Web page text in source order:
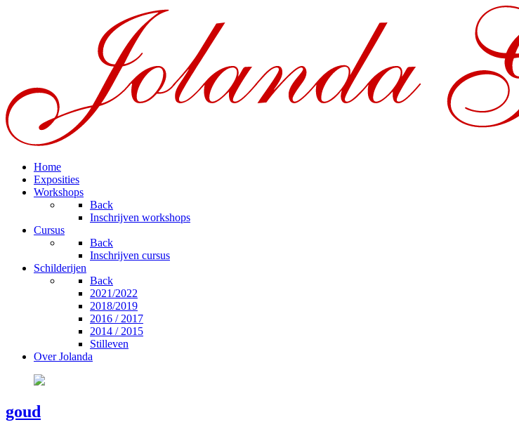
Home
Exposities
Workshops
Back
Inschrijven workshops
Cursus
Back
Inschrijven cursus
Schilderijen
Back
2021/2022
2018/2019
2016 / 2017
2014 / 2015
Stilleven
Over Jolanda
goud